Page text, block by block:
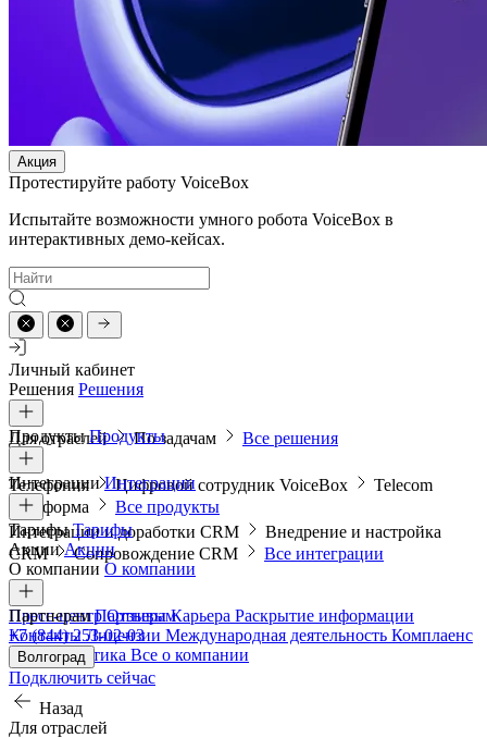
Акция
Протестируйте работу VoiceBox
Испытайте возможности умного робота VoiceBox в
интерактивных демо-кейсах.
Личный кабинет
Решения Решения
Для отраслей По задачам Все решения
ПродуктыПродукты
Телефония Цифровой сотрудник VoiceBox
Telecom
платформа
Все продукты
ИнтеграцииИнтеграции
Интеграции и доработки CRM
Внедрение и настройка
CRM
Сопровождение CRM Все интеграции
ТарифыТарифы
АкцииАкции
О компании О компании
Пресс-центрОтзывыКарьера Раскрытие информации
КонтактыЛицензии Международная деятельность Комплаенс
и деловая этика Все о компании
ПартнерамПартнерам
+7 (844) 253-02-03
Волгоград
Подключить сейчас
Назад
Для отраслей